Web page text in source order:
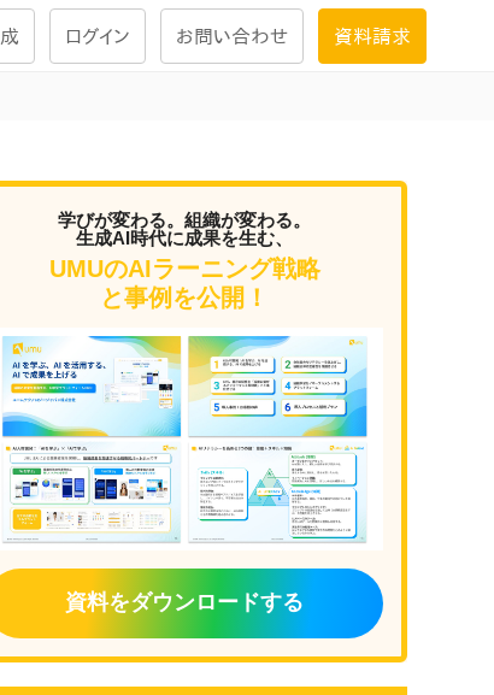
試験を受ける
大画面インタラクション
学習プログラム
で
ログイン お問い合わせ 資料請求
学びが変わる。組織が変わる。
生成AI時代に成果を生む、
UMUのAIラーニング戦略
と事例を公開！
資料をダウンロードする